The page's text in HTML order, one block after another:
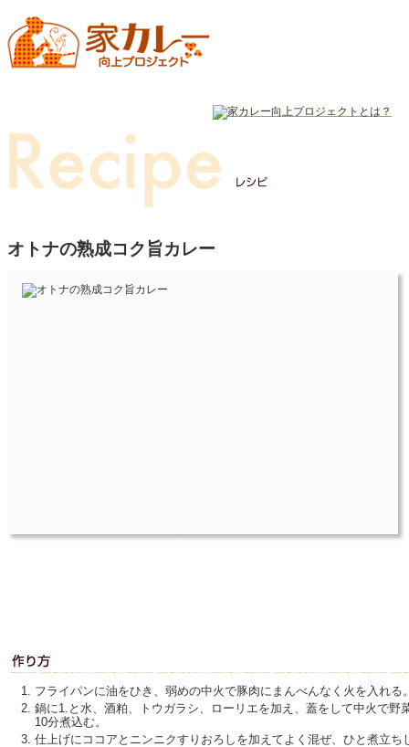
オトナの熟成コク旨カレー
フライパンに油をひき、弱めの中火で豚肉にまんべんなく火を入れ
鍋に1.と水、酒粕、トウガラシ、ローリエを加え、蓋をして中火で
10分煮込む。
仕上げにココアとニンニクすりおろしを加えてよく混ぜ、ひと煮立